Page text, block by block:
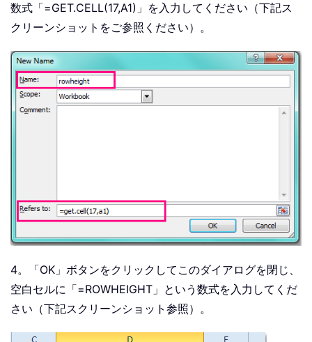
数式「=GET.CELL(17,A1)」を入力してください（下記ス
クリーンショットをご参照ください）。
4。「OK」ボタンをクリックしてこのダイアログを閉じ、
空白セルに「=ROWHEIGHT」という数式を入力してくだ
さい（下記スクリーンショット参照）。